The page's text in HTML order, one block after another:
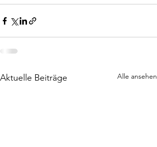
Aktuelle Beiträge Alle ansehen